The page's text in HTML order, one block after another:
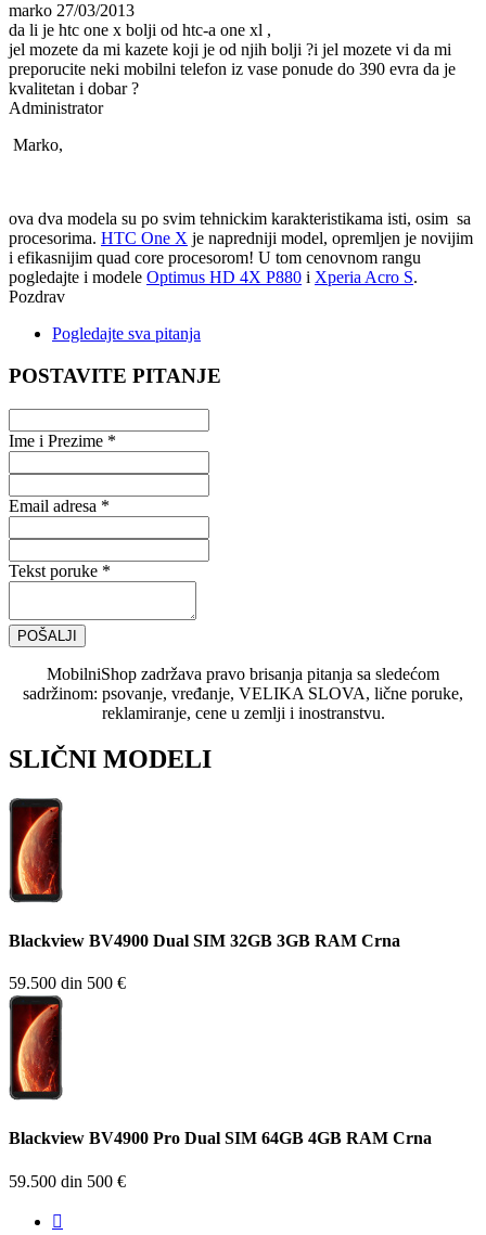
marko 27/03/2013
da li je htc one x bolji od htc-a one xl ,
jel mozete da mi kazete koji je od njih bolji ?i jel mozete vi da mi
preporucite neki mobilni telefon iz vase ponude do 390 evra da je
kvalitetan i dobar ?
Administrator
Marko,
ova dva modela su po svim tehnickim karakteristikama isti, osim sa
procesorima. HTC One X je napredniji model, opremljen je novijim
i efikasnijim quad core procesorom! U tom cenovnom rangu
pogledajte i modele Optimus HD 4X P880 i Xperia Acro S.
Pozdrav
Pogledajte sva pitanja
POSTAVITE PITANJE
Ime i Prezime *
Email adresa *
Tekst poruke *
POŠALJI
MobilniShop zadržava pravo brisanja pitanja sa sledećom
sadržinom: psovanje, vređanje, VELIKA SLOVA, lične poruke,
reklamiranje, cene u zemlji i inostranstvu.
SLIČNI MODELI
Blackview BV4900 Dual SIM 32GB 3GB RAM Crna
59.500 din 500 €
Blackview BV4900 Pro Dual SIM 64GB 4GB RAM Crna
59.500 din 500 €
